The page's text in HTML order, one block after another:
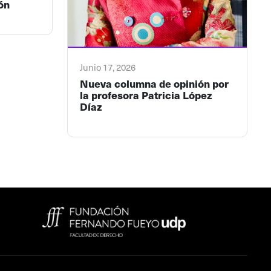
Junio 17, 2026
Nueva columna de opinión por
la profesora Patricia López
Díaz